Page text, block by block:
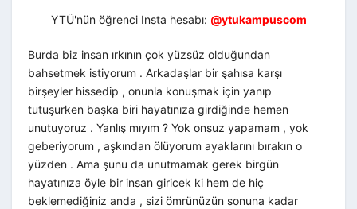
YTÜ'nün öğrenci Insta hesabı: @ytukampuscom
Burda biz insan ırkının çok yüzsüz olduğundan
bahsetmek istiyorum . Arkadaşlar bir şahısa karşı
birşeyler hissedip , onunla konuşmak için yanıp
tutuşurken başka biri hayatınıza girdiğinde hemen
unutuyoruz . Yanlış mıyım ? Yok onsuz yapamam , yok
geberiyorum , aşkından ölüyorum ayaklarını bırakın o
yüzden . Ama şunu da unutmamak gerek birgün
hayatınıza öyle bir insan giricek ki hem de hiç
beklemediğiniz anda , sizi ömrünüzün sonuna kadar